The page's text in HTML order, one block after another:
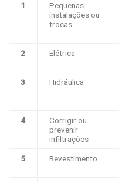
1
​Pequenas
instalações ou
trocas
2 ​Elétrica
3 Hidráulica​
4
​Corrigir ou
prevenir
infiltrações
5 ​Revestimento